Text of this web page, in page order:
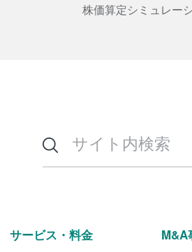
株価算定シミュレー
サービス・料金 M&A